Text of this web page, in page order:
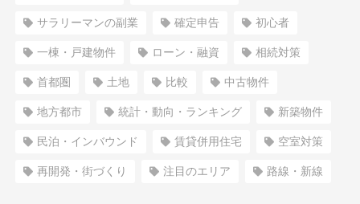
サラリーマンの副業 確定申告 初心者
一棟・戸建物件 ローン・融資 相続対策
首都圏 土地 比較 中古物件
地方都市 統計・動向・ランキング 新築物件
民泊・インバウンド 賃貸併用住宅 空室対策
再開発・街づくり 注目のエリア 路線・新線